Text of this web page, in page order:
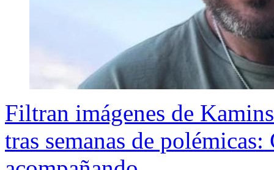
Filtran imágenes de
tras semanas de